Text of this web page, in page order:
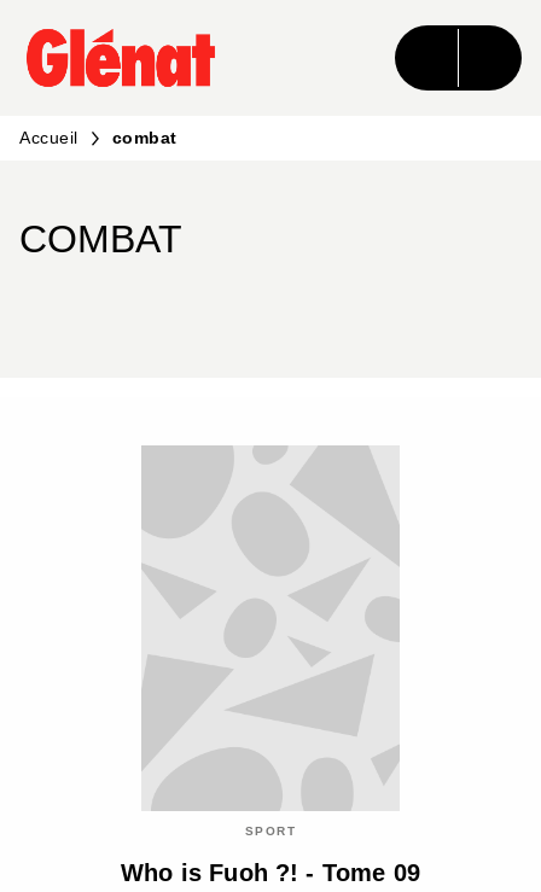
MENU RECHERCHE CONTENU
PIED DE PAGE
Accueil combat
COMBAT
SPORT
Who is Fuoh ?! - Tome 09